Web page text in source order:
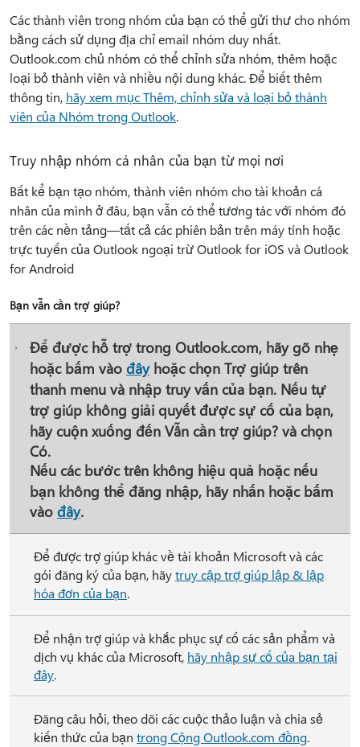
Các thành viên trong nhóm của bạn có thể gửi thư cho nhóm
bằng cách sử dụng địa chỉ email nhóm duy nhất.
Outlook.com chủ nhóm có thể chỉnh sửa nhóm, thêm hoặc
loại bỏ thành viên và nhiều nội dung khác. Để biết thêm
thông tin, hãy xem mục Thêm, chỉnh sửa và loại bỏ thành
viên của Nhóm trong Outlook.
Truy nhập nhóm cá nhân của bạn từ mọi nơi
Bất kể bạn tạo nhóm, thành viên nhóm cho tài khoản cá
nhân của mình ở đâu, bạn vẫn có thể tương tác với nhóm đó
trên các nền tảng—tất cả các phiên bản trên máy tính hoặc
trực tuyến của Outlook ngoại trừ Outlook for iOS và Outlook
for Android
Bạn vẫn cần trợ giúp?
Để được hỗ trợ trong Outlook.com, hãy gõ nhẹ
hoặc bấm vào đâyhoặc chọn Trợ giúp trên
thanh menu và nhập truy vấn của bạn. Nếu tự
trợ giúp không giải quyết được sự cố của bạn,
hãy cuộn xuống đến Vẫn cần trợ giúp? và chọn
Có.
Nếu các bước trên không hiệu quả hoặc nếu
bạn không thể đăng nhập, hãy nhấn hoặc bấm
vào đây.
Để được trợ giúp khác về tài khoản Microsoft và các
gói đăng ký của bạn, hãytruy cập trợ giúp lập & lập
hóa đơn của bạn.
Để nhận trợ giúp và khắc phục sự cố các sản phẩm và
dịch vụ khác của Microsoft, hãy nhập sự cố của bạn tại
đây.
Đăng câu hỏi, theo dõi các cuộc thảo luận và chia sẻ
kiến thức của bạn trong Cộng Outlook.com đồng.